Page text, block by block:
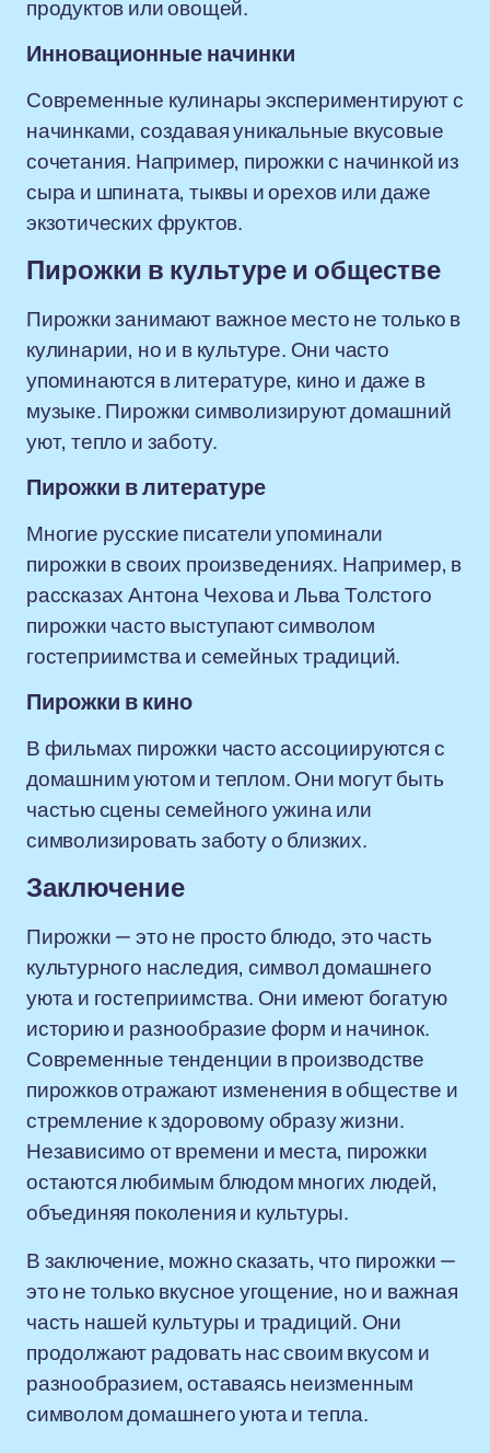
продуктов или овощей.
Инновационные начинки
Современные кулинары экспериментируют с
начинками, создавая уникальные вкусовые
сочетания. Например, пирожки с начинкой из
сыра и шпината, тыквы и орехов или даже
экзотических фруктов.
Пирожки в культуре и обществе
Пирожки занимают важное место не только в
кулинарии, но и в культуре. Они часто
упоминаются в литературе, кино и даже в
музыке. Пирожки символизируют домашний
уют, тепло и заботу.
Пирожки в литературе
Многие русские писатели упоминали
пирожки в своих произведениях. Например, в
рассказах Антона Чехова и Льва Толстого
пирожки часто выступают символом
гостеприимства и семейных традиций.
Пирожки в кино
В фильмах пирожки часто ассоциируются с
домашним уютом и теплом. Они могут быть
частью сцены семейного ужина или
символизировать заботу о близких.
Заключение
Пирожки — это не просто блюдо, это часть
культурного наследия, символ домашнего
уюта и гостеприимства. Они имеют богатую
историю и разнообразие форм и начинок.
Современные тенденции в производстве
пирожков отражают изменения в обществе и
стремление к здоровому образу жизни.
Независимо от времени и места, пирожки
остаются любимым блюдом многих людей,
объединяя поколения и культуры.
В заключение, можно сказать, что пирожки —
это не только вкусное угощение, но и важная
часть нашей культуры и традиций. Они
продолжают радовать нас своим вкусом и
разнообразием, оставаясь неизменным
символом домашнего уюта и тепла.